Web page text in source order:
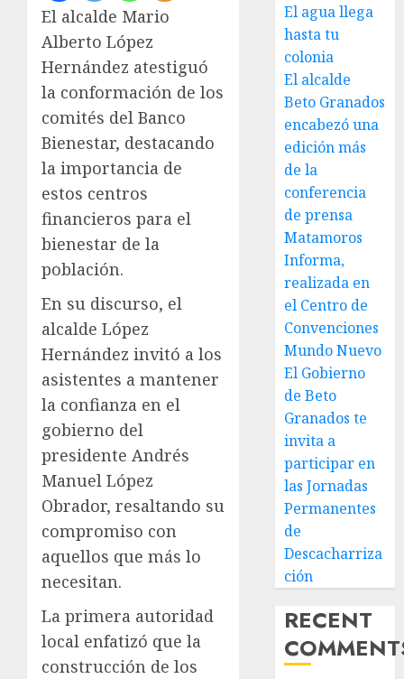
El alcalde Mario
Alberto López
Hernández atestiguó
la conformación de los
comités del Banco
Bienestar, destacando
la importancia de
estos centros
financieros para el
bienestar de la
población.
En su discurso, el
alcalde López
Hernández invitó a los
asistentes a mantener
la confianza en el
gobierno del
presidente Andrés
Manuel López
Obrador, resaltando su
compromiso con
aquellos que más lo
necesitan.
La primera autoridad
local enfatizó que la
construcción de los
El agua llega
hasta tu
colonia
El alcalde
Beto Granados
encabezó una
edición más
de la
conferencia
de prensa
Matamoros
Informa,
realizada en
el Centro de
Convenciones
Mundo Nuevo
El Gobierno
de Beto
Granados te
invita a
participar en
las Jornadas
Permanentes
de
Descacharriza
ción
RECENT